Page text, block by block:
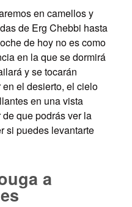
en camellos y
de Erg Chebbi hasta
de hoy no es como
en la que se dormirá
y se tocarán
el desierto, el cielo
en una vista
que podrás ver la
si puedes levantarte
a